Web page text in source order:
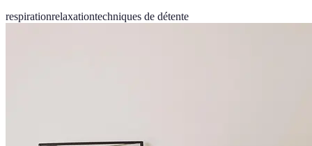
respirationrelaxationtechniques de détente